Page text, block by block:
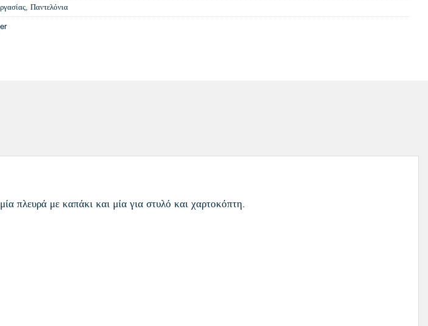
, Παντελόνια
πλευρά με καπάκι και μία για στυλό και χαρτοκόπτη.